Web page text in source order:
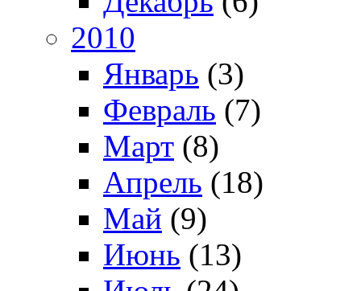
2010
Январь (3)
Февраль (7)
Март (8)
Апрель (18)
Май (9)
Июнь (13)